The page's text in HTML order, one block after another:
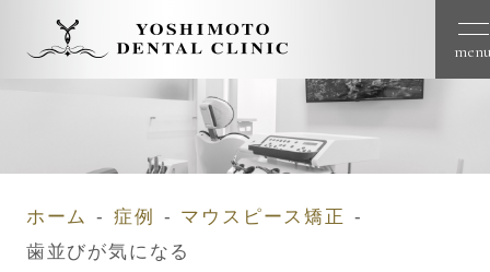
ホーム 症例
マウスピース矯正
歯並びが気になる